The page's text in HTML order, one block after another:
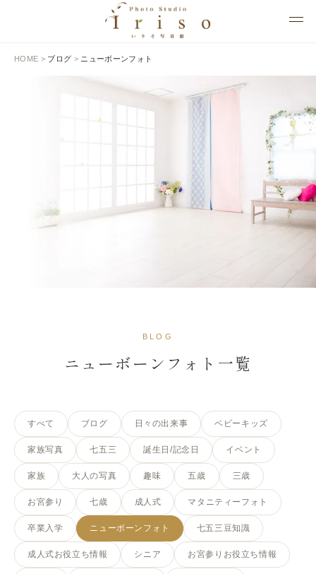
HOME > ブログ > ニューボーンフォト
BLOG
ニューボーンフォト一覧
すべて ブログ 日々の出来事 ベビーキッズ
家族写真 七五三 誕生日/記念日 イベント
家族 大人の写真 趣味 五歳 三歳
お宮参り 七歳 成人式 マタニティーフォト
卒業入学 ニューボーンフォト 七五三豆知識
成人式お役立ち情報 シニア お宮参りお役立ち情報